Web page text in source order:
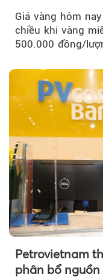
Giá vàng hôm
chiều khi vàng
500.000 đồng/
thương hiệu.
Petrovietnam
phân bổ